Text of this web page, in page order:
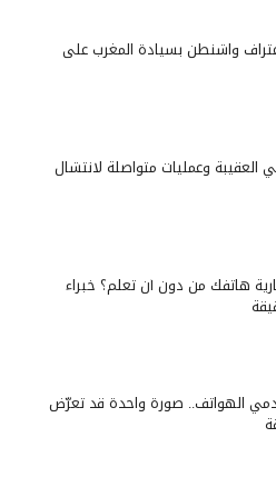
واشنطن بسيادة المغرب على
وعمليات متواصلة لانتشال
هاتفك من دون أن تعلم؟ خبراء
الهواتف.. صورة واحدة قد تعرّض